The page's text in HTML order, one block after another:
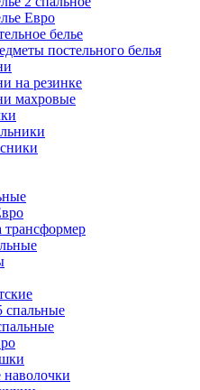
Евро
белье
постельного белья
на резинке
махровые
спальные